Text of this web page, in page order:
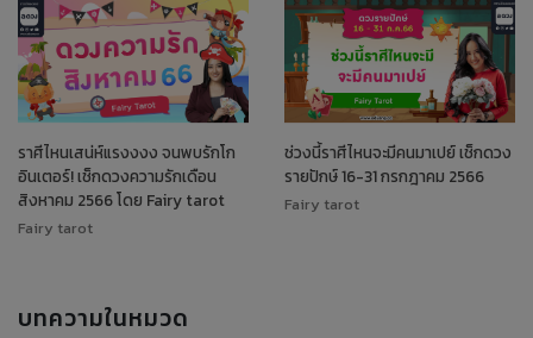
ราศีไหนเสน่ห์แรงงงง จนพบรักโก
อินเตอร์! เช็กดวงความรักเดือน
สิงหาคม 2566 โดย Fairy tarot
Fairy tarot
ช่วงนี้ราศีไหนจะมีคนมาเปย์ เช็กดวง
รายปักษ์ 16-31 กรกฎาคม 2566
Fairy tarot
บทความในหมวด